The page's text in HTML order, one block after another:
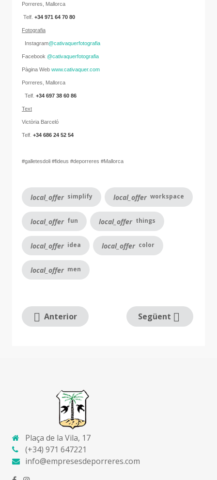
Porreres, Mallorca
Telf. +34 971 64 70 80
Fotografia
Instagram@cativaquerfotografia
Facebook @cativaquerfotografia
Pàgina Web www.cativaquer.com
Porreres, Mallorca
Telf. +34 697 38 60 86
Text
Victòria Barceló
Telf. +34 686 24 52 54
#galletesdoli #fideus #deporreres #Mallorca
local_offer simplify local_offer workspace
local_offer fun local_offer things
local_offer idea local_offer color
local_offer men
Anterior Següent
Plaça de la Vila, 17
(+34) 971 647221
info@empresesdeporreres.com